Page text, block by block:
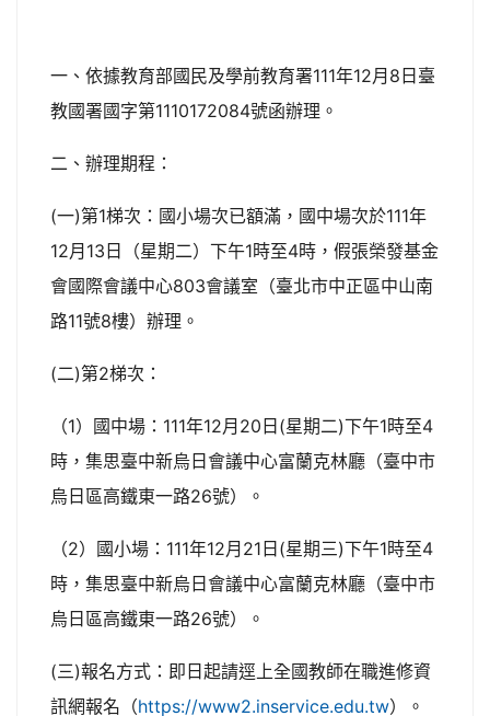
一、依據教育部國民及學前教育署111年12月8日臺
教國署國字第1110172084號函辦理。
二、辦理期程：
(一)第1梯次：國小場次已額滿，國中場次於111年
12月13日（星期二）下午1時至4時，假張榮發基金
會國際會議中心803會議室（臺北市中正區中山南
路11號8樓）辦理。
(二)第2梯次：
（1）國中場：111年12月20日(星期二)下午1時至4
時，集思臺中新烏日會議中心富蘭克林廳（臺中市
烏日區高鐵東一路26號）。
（2）國小場：111年12月21日(星期三)下午1時至4
時，集思臺中新烏日會議中心富蘭克林廳（臺中市
烏日區高鐵東一路26號）。
(三)報名方式：即日起請逕上全國教師在職進修資
訊網報名（https://www2.inservice.edu.tw）。